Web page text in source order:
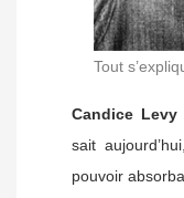
Tout
Candice Levy
sait
pouvoir